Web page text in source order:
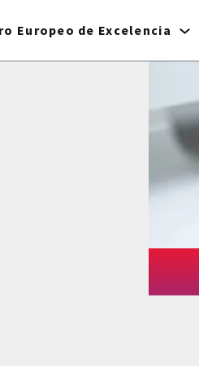
Europeo de Excelencia